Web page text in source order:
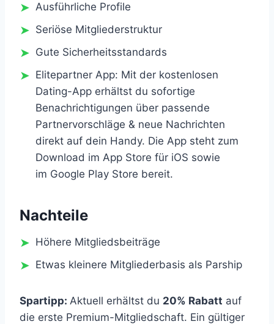
Ausführliche Profile
Seriöse Mitgliederstruktur
Gute Sicherheitsstandards
Elitepartner App: Mit der kostenlosen
Dating-App erhältst du sofortige
Benachrichtigungen über passende
Partnervorschläge & neue Nachrichten
direkt auf dein Handy. Die App steht zum
Download im App Store für iOS sowie
im Google Play Store bereit.
Nachteile
Höhere Mitgliedsbeiträge
Etwas kleinere Mitgliederbasis als Parship
Spartipp: Aktuell erhältst du 20% Rabatt auf
die erste Premium-Mitgliedschaft. Ein gültiger